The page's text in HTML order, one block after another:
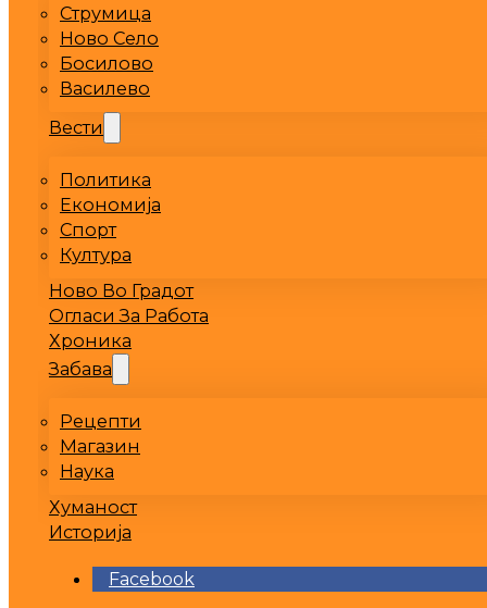
Струмица
Ново Село
Босилово
Василево
Вести
Политика
Економија
Спорт
Култура
Ново Во Градот
Огласи За Работа
Хроника
Забава
Рецепти
Магазин
Наука
Хуманост
Историја
Facebook